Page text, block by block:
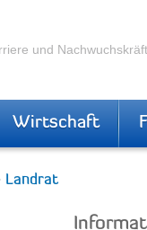
und
Wirtschaft
Landrat